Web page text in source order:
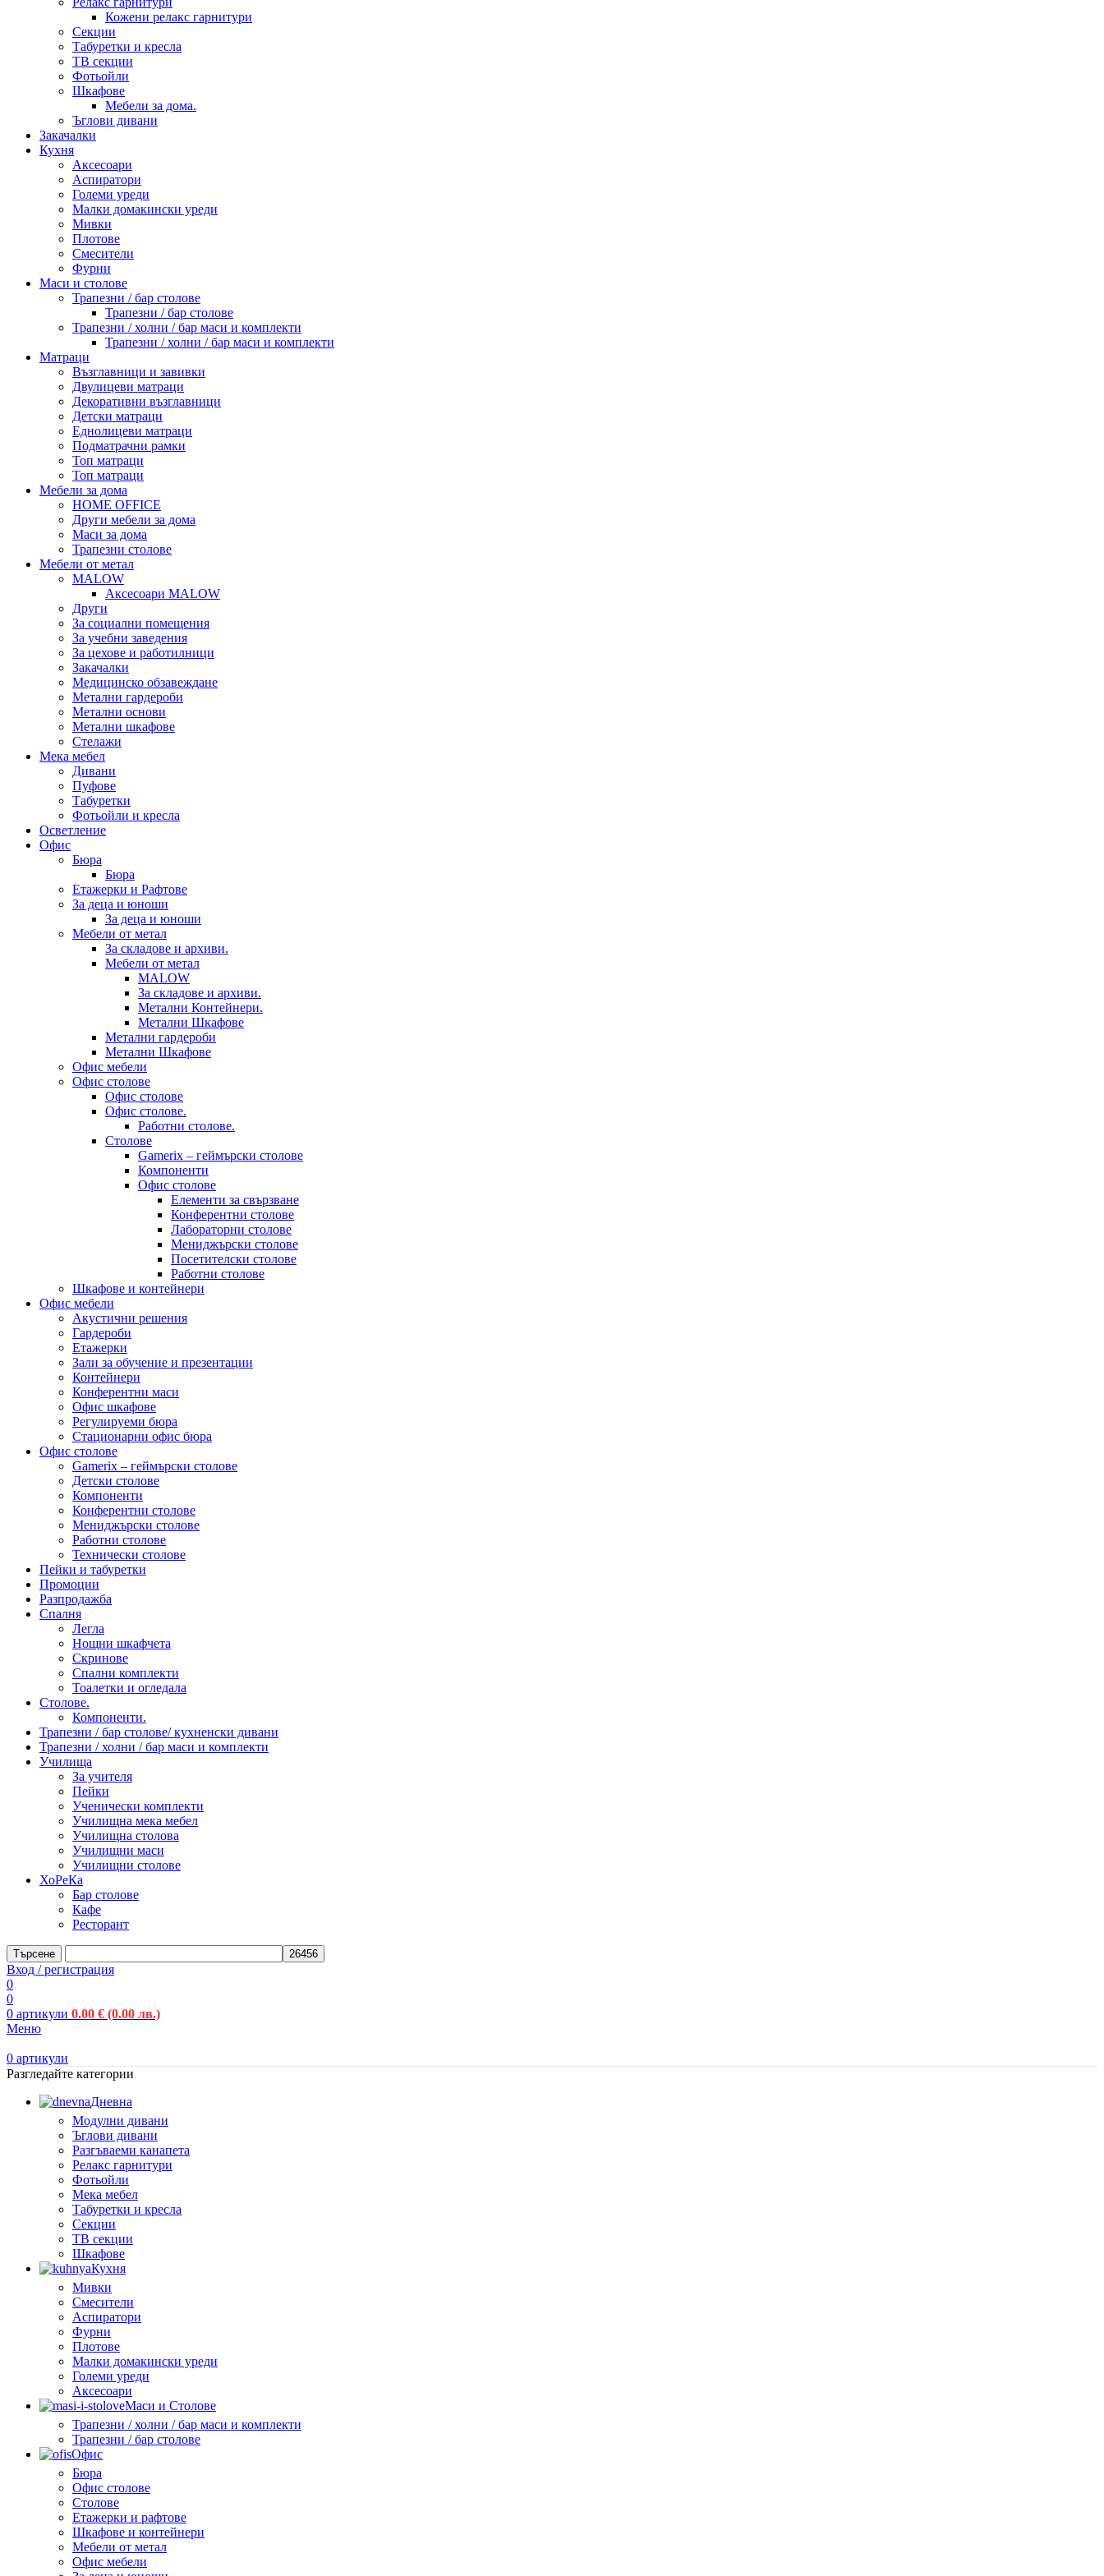
Кожени релакс гарнитури
Секции
Табуретки и кресла
ТВ секции
Фотьойли
Шкафове
Мебели за дома.
Ъглови дивани
Закачалки
Кухня
Аксесоари
Аспиратори
Големи уреди
Малки домакински уреди
Мивки
Плотове
Смесители
Фурни
Маси и столове
Трапезни / бар столове
Трапезни / бар столове
Трапезни / холни / бар маси и комплекти
Трапезни / холни / бар маси и комплекти
Матраци
Възглавници и завивки
Двулицеви матраци
Декоративни възглавници
Детски матраци
Еднолицеви матраци
Подматрачни рамки
Топ матраци
Топ матраци
Мебели за дома
HOME OFFICE
Други мебели за дома
Маси за дома
Трапезни столове
Мебели от метал
MALOW
Аксесоари MALOW
Други
За социални помещения
За учебни заведения
За цехове и работилници
Закачалки
Медицинско обзавеждане
Метални гардероби
Метални основи
Метални шкафове
Стелажи
Мека мебел
Дивани
Пуфове
Табуретки
Фотьойли и кресла
Осветление
Офис
Бюра
Бюра
Етажерки и Рафтове
За деца и юноши
За деца и юноши
Мебели от метал
За складове и архиви.
Мебели от метал
MALOW
За складове и архиви.
Метални Контейнери.
Метални Шкафове
Метални гардероби
Метални Шкафове
Офис мебели
Офис столове
Офис столове
Офис столове.
Работни столове.
Столове
Gamerix – геймърски столове
Компоненти
Офис столове
Елементи за свързване
Конферентни столове
Лабораторни столове
Мениджърски столове
Посетителски столове
Работни столове
Шкафове и контейнери
Офис мебели
Акустични решения
Гардероби
Етажерки
Зали за обучение и презентации
Контейнери
Конферентни маси
Офис шкафове
Регулируеми бюра
Стационарни офис бюра
Офис столове
Gamerix – геймърски столове
Детски столове
Компоненти
Конферентни столове
Мениджърски столове
Работни столове
Технически столове
Пейки и табуретки
Промоции
Разпродажба
Спалня
Легла
Нощни шкафчета
Скринове
Спални комплекти
Тоалетки и огледала
Столове.
Компоненти.
Трапезни / бар столове/ кухненски дивани
Трапезни / холни / бар маси и комплекти
Училища
За учителя
Пейки
Ученически комплекти
Училищна мека мебел
Училищна столова
Училищни маси
Училищни столове
ХоРеКа
Бар столове
Кафе
Ресторант
Търсене
Вход / регистрация
0
0
0 артикули 0.00 € (0.00 лв.)
Меню
0 артикули
Разгледайте категории
Дневна
Модулни дивани
Ъглови дивани
Разгъваеми канапета
Релакс гарнитури
Фотьойли
Мека мебел
Табуретки и кресла
Секции
ТВ секции
Шкафове
Кухня
Мивки
Смесители
Аспиратори
Фурни
Плотове
Малки домакински уреди
Големи уреди
Аксесоари
Маси и Столове
Трапезни / холни / бар маси и комплекти
Трапезни / бар столове
Офис
Бюра
Офис столове
Столове
Етажерки и рафтове
Шкафове и контейнери
Мебели от метал
Офис мебели